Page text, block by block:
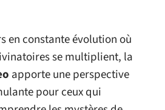
en constante évolution où
se multiplient, la
apporte une perspective
pour ceux qui